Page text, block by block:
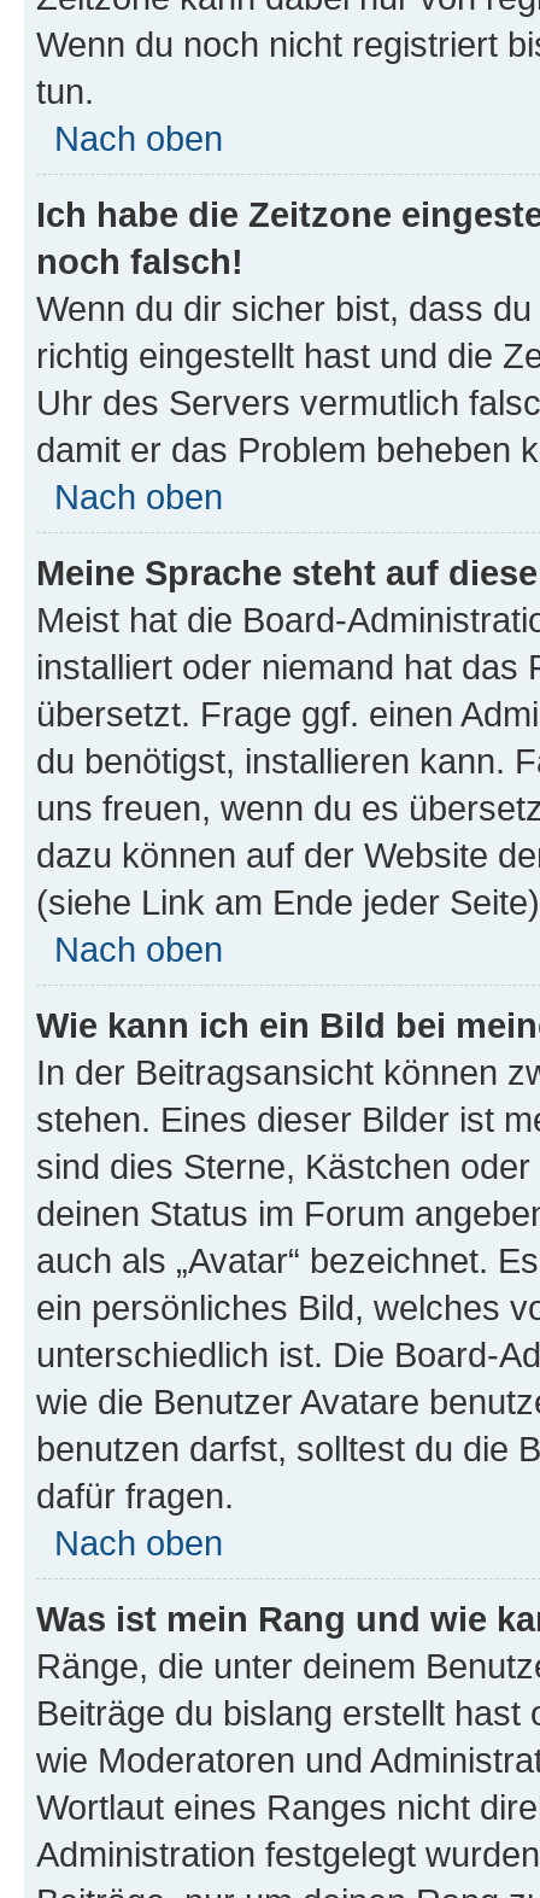
Wenn du noch nicht registriert
tun.
Nach oben
Ich habe die Zeitzone
noch falsch!
Wenn du dir sicher bist, dass
richtig eingestellt hast und die
Uhr des Servers vermutlich
damit er das Problem beheben
Nach oben
Meine Sprache steht auf
Meist hat die Board-
installiert oder niemand hat das
übersetzt. Frage ggf. einen
du benötigst, installieren kann.
uns freuen, wenn du es
dazu können auf der Website
(siehe Link am Ende jeder
Nach oben
Wie kann ich ein Bild bei
In der Beitragsansicht können
stehen. Eines dieser Bilder ist
sind dies Sterne, Kästchen
deinen Status im Forum
auch als „Avatar“ bezeichnet.
ein persönliches Bild, welches
unterschiedlich ist. Die Board-
wie die Benutzer Avatare
benutzen darfst, solltest du die
dafür fragen.
Nach oben
Was ist mein Rang und wie
Ränge, die unter deinem
Beiträge du bislang erstellt
wie Moderatoren und
Wortlaut eines Ranges nicht
Administration festgelegt